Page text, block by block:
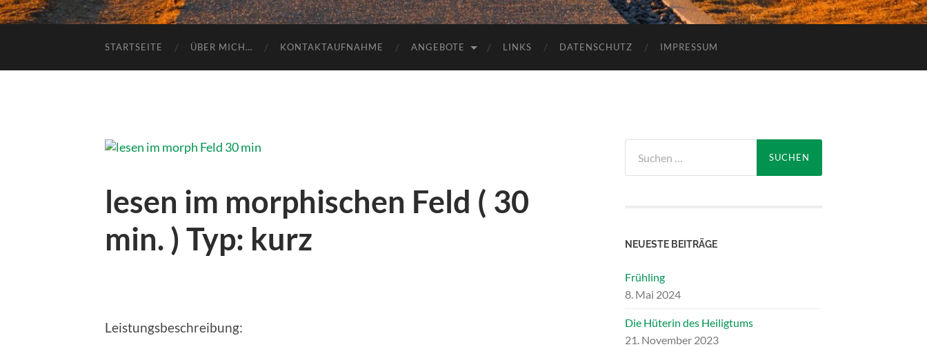
STARTSEITE ÜBER MICH… KONTAKTAUFNAHME ANGEBOTE LINKS DATENSCHUTZ IMPRESSUM
lesen im morphischen Feld ( 30
min. ) Typ: kurz
Leistungsbeschreibung:
nach:
NEUESTE BEITRÄGE
Frühling
8. Mai 2024
Die Hüterin des Heiligtums
21. November 2023